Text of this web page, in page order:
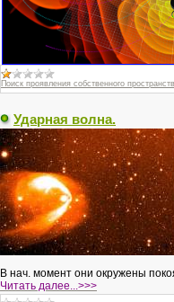
Поиск проявления собственного
Ударная волна.
В нач. момент они окружены
Читать далее...>>>